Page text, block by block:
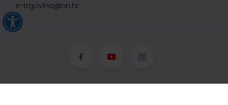
e-trgovina@nn.hr